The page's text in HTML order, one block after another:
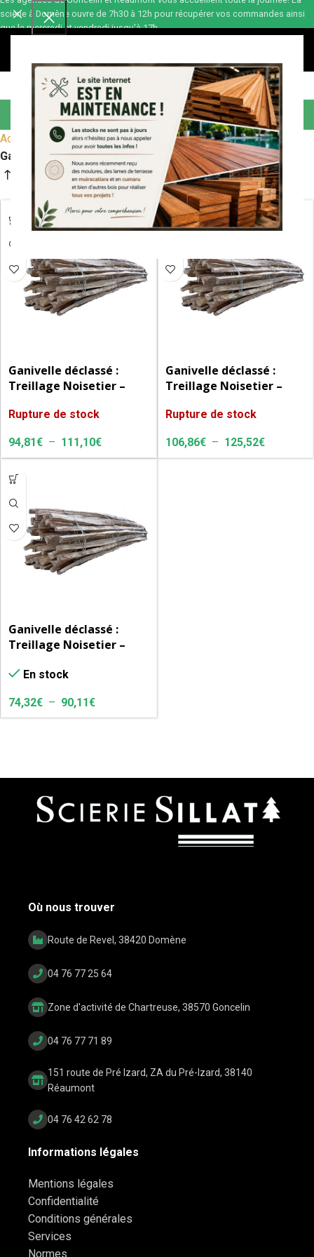
Ganivelle
Accueil Aménagement Aménagement extérieur Clôture
Ganivelle
Ganivelle déclassé :
Treillage Noisetier –
de 10 ml
Rupture de stock
94,81€ – 111,10€
Ganivelle déclassé :
Treillage Noisetier –
de 10 ml
Rupture de stock
106,86€ – 125,52€
Ganivelle déclassé :
Treillage Noisetier –
de 5 ml
En stock
74,32€ – 90,11€
Où nous trouver
Route de Revel, 38420 Domène
04 76 77 25 64
Zone d'activité de Chartreuse, 38570 Goncelin
04 76 77 71 89
151 route de Pré Izard, ZA du Pré-Izard, 38140
Réaumont
04 76 42 62 78
Informations légales
Mentions légales
Confidentialité
Conditions générales
Services
Normes
scierie à Domène ouvre de 7h30 à 12h pour récupérer vos commandes ainsi
que le mercredi et vendredi jusqu'à 17h.